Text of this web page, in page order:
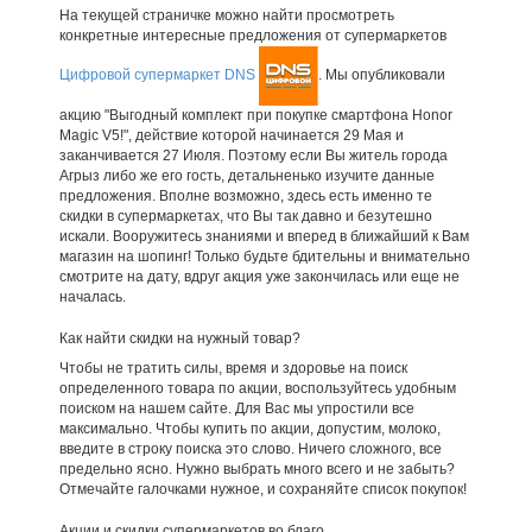
На текущей страничке можно найти просмотреть
конкретные интересные предложения от супермаркетов
Цифровой супермаркет DNS . Мы опубликовали
акцию "Выгодный комплект при покупке смартфона Honor
Magic V5!", действие которой начинается 29 Мая и
заканчивается 27 Июля. Поэтому если Вы житель города
Агрыз либо же его гость, детальненько изучите данные
предложения. Вполне возможно, здесь есть именно те
скидки в супермаркетах, что Вы так давно и безутешно
искали. Вооружитесь знаниями и вперед в ближайший к Вам
магазин на шопинг! Только будьте бдительны и внимательно
смотрите на дату, вдруг акция уже закончилась или еще не
началась.
Как найти скидки на нужный товар?
Чтобы не тратить силы, время и здоровье на поиск
определенного товара по акции, воспользуйтесь удобным
поиском на нашем сайте. Для Вас мы упростили все
максимально. Чтобы купить по акции, допустим, молоко,
введите в строку поиска это слово. Ничего сложного, все
предельно ясно. Нужно выбрать много всего и не забыть?
Отмечайте галочками нужное, и сохраняйте список покупок!